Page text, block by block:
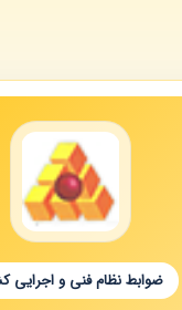
ضوابط نظام فنی و اجرایی